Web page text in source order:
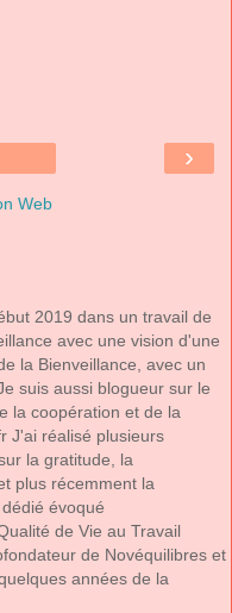
›
Web
2019 dans un travail de
avec une vision d'une
la Bienveillance, avec un
suis aussi blogueur sur le
la coopération et de la
J'ai réalisé plusieurs
la gratitude, la
plus récemment la
évoqué
de Vie au Travail
de Novéquilibres et
années de la